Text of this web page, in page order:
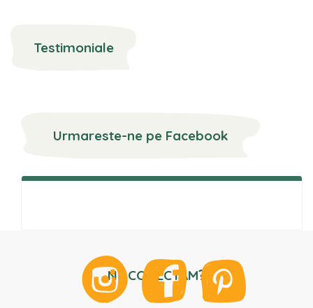
Testimoniale
Urmareste-ne pe Facebook
NE CONECTAM?